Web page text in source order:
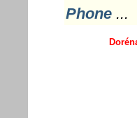
Phone...